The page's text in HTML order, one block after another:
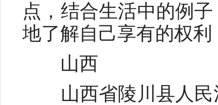
点，结合生活中的例
地了解自己享有的权
山西
山西省陵川县人民